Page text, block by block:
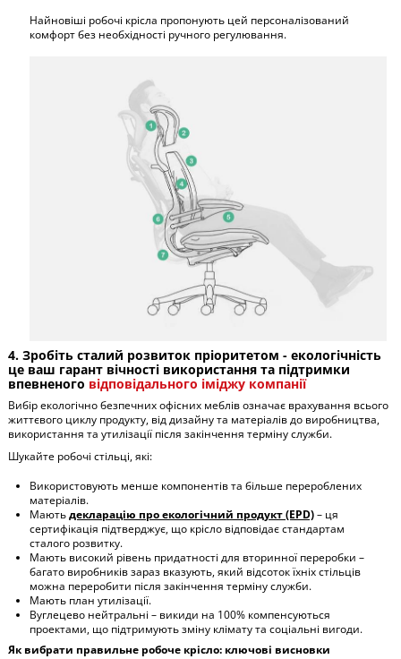
Найновіші робочі крісла пропонують цей персоналізований
комфорт без необхідності ручного регулювання.
4. Зробіть сталий розвиток пріоритетом - екологічність
це ваш гарант вічності використання та підтримки
впевненого відповідального іміджу компанії
Вибір екологічно безпечних офісних меблів означає врахування всього
життєвого циклу продукту, від дизайну та матеріалів до виробництва,
використання та утилізації після закінчення терміну служби.
Шукайте робочі стільці, які:
Використовують менше компонентів та більше перероблених
матеріалів.
Маютьдекларацію про екологічний продукт (EPD)– ця
сертифікація підтверджує, що крісло відповідає стандартам
сталого розвитку.
Мають високий рівень придатності для вторинної переробки –
багато виробників зараз вказують, який відсоток їхніх стільців
можна переробити після закінчення терміну служби.
Мають план утилізації.
Вуглецево нейтральні – викиди на 100% компенсуються
проектами, що підтримують зміну клімату та соціальні вигоди.
Як вибрати правильне робоче крісло: ключові висновки